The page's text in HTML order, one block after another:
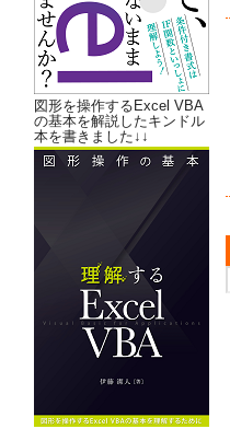
図形を操作するExcel VBA
の基本を解説したキンドル
本を書きました↓↓